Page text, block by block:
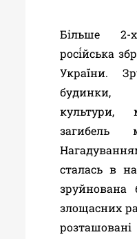
Більше 2-
росі́йська
Украї́ни.
будинки,
культури,
загибель
сталась в
зруйнована
злощасних